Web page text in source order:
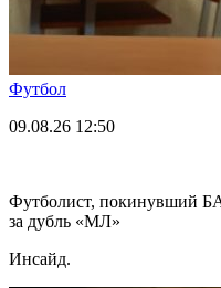
Футбол
09.08.26 12:50
Футболист, покинувший
за дубль «МЛ»
Инсайд.